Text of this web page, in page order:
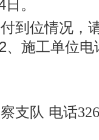
。
到位情况，
、施工单位电
支队 电话